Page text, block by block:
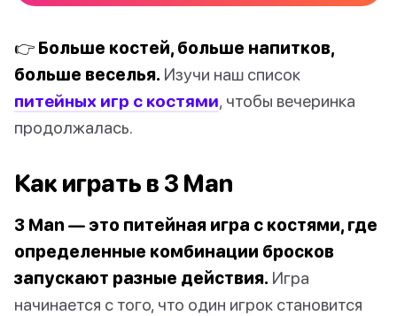
👉 Больше костей, больше напитков,
больше веселья. Изучи наш список
питейных игр с костями, чтобы вечеринка
продолжалась.
Как играть в 3 Man
3 Man — это питейная игра с костями, где
определенные комбинации бросков
запускают разные действия. Игра
начинается с того, что один игрок становится